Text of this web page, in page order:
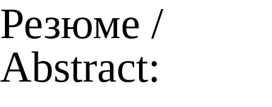
Резюме /
Abstract: